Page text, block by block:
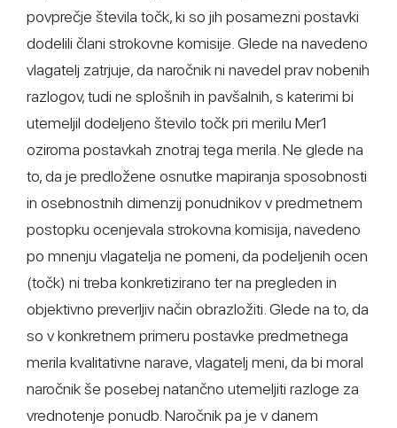
povprečje števila točk, ki so jih posamezni postavki
dodelili člani strokovne komisije. Glede na navedeno
vlagatelj zatrjuje, da naročnik ni navedel prav nobenih
razlogov, tudi ne splošnih in pavšalnih, s katerimi bi
utemeljil dodeljeno število točk pri merilu Mer1
oziroma postavkah znotraj tega merila. Ne glede na
to, da je predložene osnutke mapiranja sposobnosti
in osebnostnih dimenzij ponudnikov v predmetnem
postopku ocenjevala strokovna komisija, navedeno
po mnenju vlagatelja ne pomeni, da podeljenih ocen
(točk) ni treba konkretizirano ter na pregleden in
objektivno preverljiv način obrazložiti. Glede na to, da
so v konkretnem primeru postavke predmetnega
merila kvalitativne narave, vlagatelj meni, da bi moral
naročnik še posebej natančno utemeljiti razloge za
vrednotenje ponudb. Naročnik pa je v danem